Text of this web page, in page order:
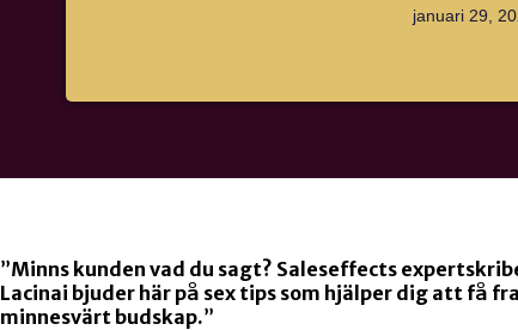
januari 29,
”Minns kunden vad du sagt? Saleseffects
Lacinai bjuder här på sex tips som hjälper dig att få
minnesvärt budskap.”